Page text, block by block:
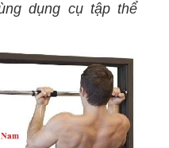
dụng cụ tập thể